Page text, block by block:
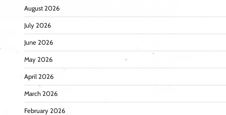
August 2026
July 2026
June 2026
May 2026
April 2026
March 2026
February 2026